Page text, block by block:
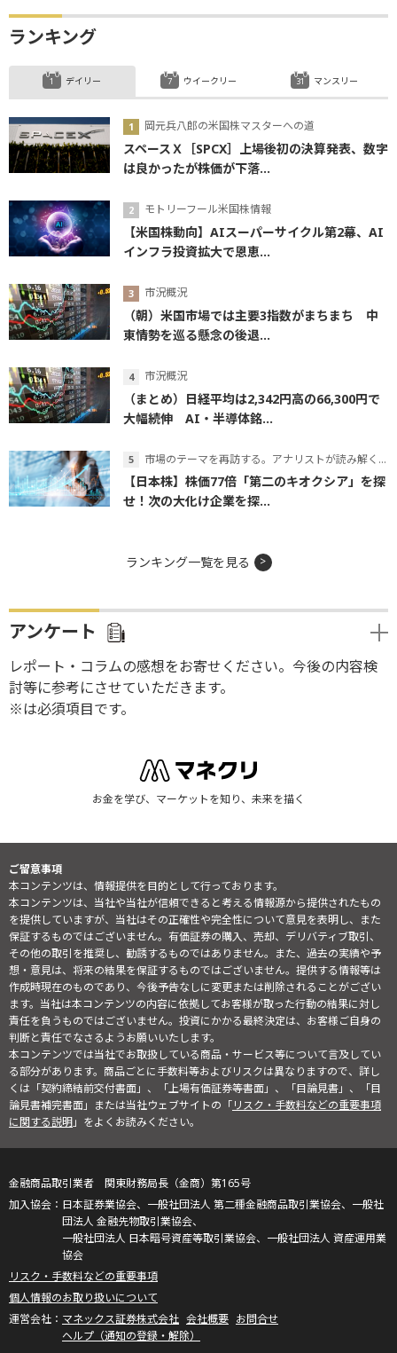
ランキング
デイリー
岡元兵八郎の米国株マスターへの道
スペースＸ［SPCX］上場後初の決算発表、数字
は良かったが株価が下落...
モトリーフール米国株情報
【米国株動向】AIスーパーサイクル第2幕、AI
インフラ投資拡大で恩恵...
市況概況
（朝）米国市場では主要3指数がまちまち 中
東情勢を巡る懸念の後退...
市況概況
（まとめ）日経平均は2,342円高の66,300円で
大幅続伸 AI・半導体銘...
市場のテーマを再訪する。アナリストが読み解くテーマの本質
【日本株】株価77倍「第二のキオクシア」を探
せ！次の大化け企業を探...
ウイークリー マンスリー
ランキング一覧を見る
アンケート
レポート・コラムの感想をお寄せください。今後の内容検
討等に参考にさせていただきます。
※は必須項目です。
お金を学び、マーケットを知り、未来を描く
ご留意事項
本コンテンツは、情報提供を目的として行っております。
本コンテンツは、当社や当社が信頼できると考える情報源から提供されたもの
を提供していますが、当社はその正確性や完全性について意見を表明し、また
保証するものではございません。有価証券の購入、売却、デリバティブ取引、
その他の取引を推奨し、勧誘するものではありません。また、過去の実績や予
想・意見は、将来の結果を保証するものではございません。提供する情報等は
作成時現在のものであり、今後予告なしに変更または削除されることがござい
ます。当社は本コンテンツの内容に依拠してお客様が取った行動の結果に対し
責任を負うものではございません。投資にかかる最終決定は、お客様ご自身の
判断と責任でなさるようお願いいたします。
本コンテンツでは当社でお取扱している商品・サービス等について言及してい
る部分があります。商品ごとに手数料等およびリスクは異なりますので、詳し
くは「契約締結前交付書面」、「上場有価証券等書面」、「目論見書」、「目
論見書補完書面」または当社ウェブサイトの「リスク・手数料などの重要事項
に関する説明」をよくお読みください。
金融商品取引業者 関東財務局長（金商）第165号
日本証券業協会、一般社団法人 第二種金融商品取引業協会、一般社
団法人 金融先物取引業協会、
一般社団法人 日本暗号資産等取引業協会、一般社団法人 資産運用業
協会
リスク・手数料などの重要事項
個人情報のお取り扱いについて
マネックス証券株式会社 会社概要 お問合せ
ヘルプ（通知の登録・解除）